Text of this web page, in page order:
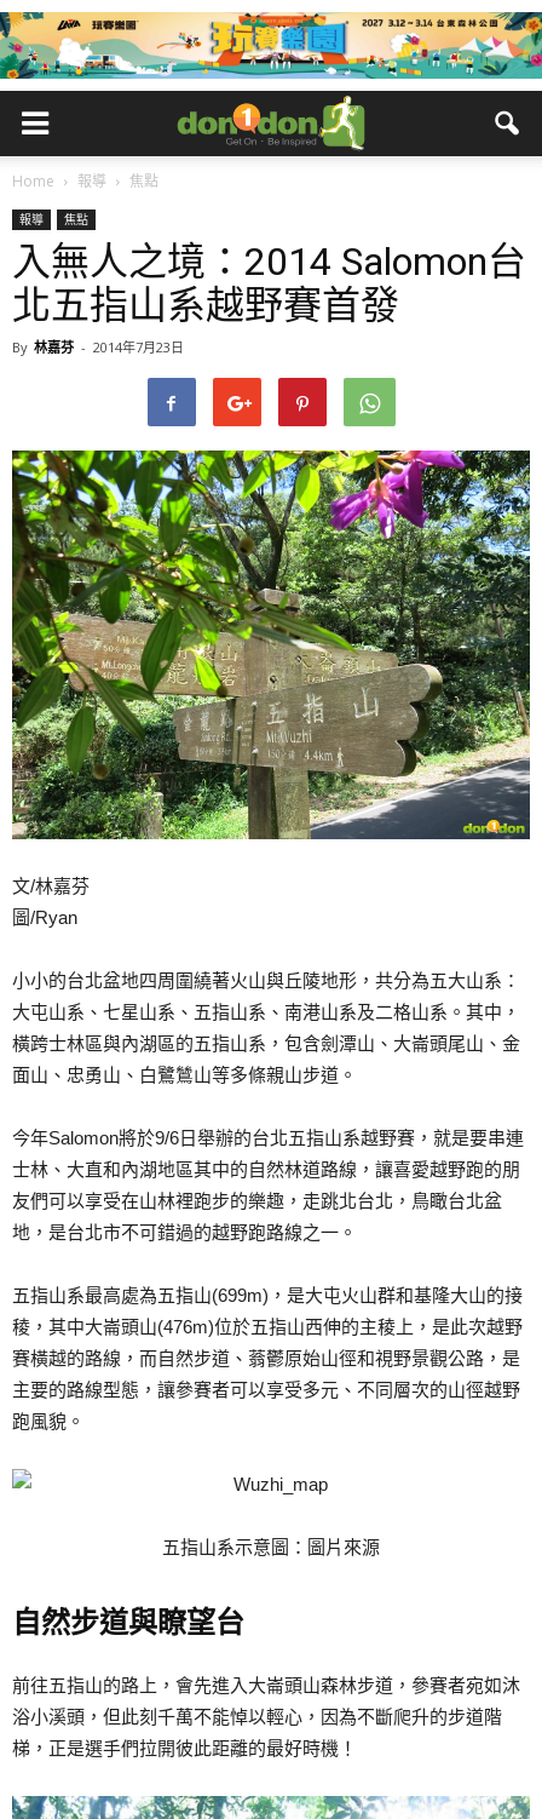
Home 報導 焦點
報導 焦點
入無人之境：2014 Salomon台
北五指山系越野賽首發
By 林嘉芬 - 2014年7月23日
文/林嘉芬
圖/Ryan
小小的台北盆地四周圍繞著火山與丘陵地形，共分為五大山系：
大屯山系、七星山系、五指山系、南港山系及二格山系。其中，
橫跨士林區與內湖區的五指山系，包含劍潭山、大崙頭尾山、金
面山、忠勇山、白鷺鷥山等多條親山步道。
今年Salomon將於9/6日舉辦的台北五指山系越野賽，就是要串連
士林、大直和內湖地區其中的自然林道路線，讓喜愛越野跑的朋
友們可以享受在山林裡跑步的樂趣，走跳北台北，鳥瞰台北盆
地，是台北市不可錯過的越野跑路線之一。
五指山系最高處為五指山(699m)，是大屯火山群和基隆大山的接
稜，其中大崙頭山(476m)位於五指山西伸的主稜上，是此次越野
賽橫越的路線，而自然步道、蓊鬱原始山徑和視野景觀公路，是
主要的路線型態，讓參賽者可以享受多元、不同層次的山徑越野
跑風貌。
五指山系示意圖：圖片來源
自然步道與瞭望台
前往五指山的路上，會先進入大崙頭山森林步道，參賽者宛如沐
浴小溪頭，但此刻千萬不能悼以輕心，因為不斷爬升的步道階
梯，正是選手們拉開彼此距離的最好時機！